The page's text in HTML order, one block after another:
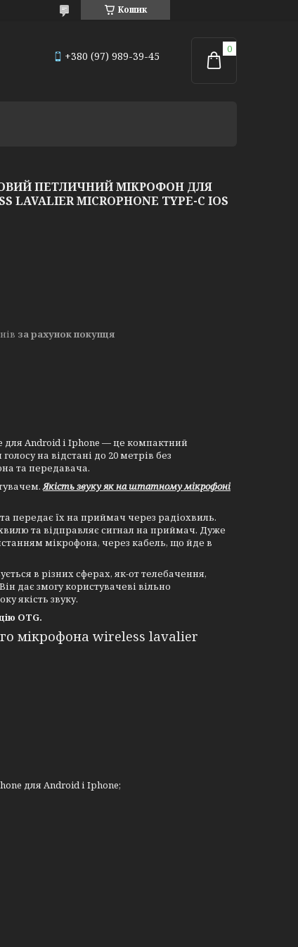
Кошик
+380 (97) 989-39-45
ПЕТЛИЧНИЙ МІКРОФОН ДЛЯ
LAVALIER MICROPHONE TYPE-C IOS
за рахунок покупця
для Android і Iphone — це компактний
на відстані до 20 метрів без
та передавача.
Якість звуку як на штатному мікрофоні
передає їх на приймач через радіохвиль.
та відправляє сигнал на приймач. Дуже
мікрофона, через кабель, що йде в
в різних сферах, як-от телебачення,
дає змогу користувачеві вільно
якість звуку.
OTG.
мікрофона wireless lavalier
для Android і Iphone;